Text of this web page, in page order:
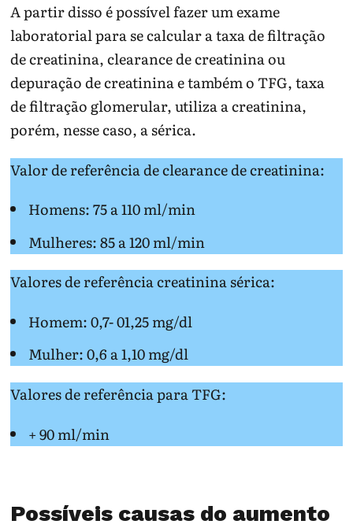
A partir disso é possível fazer um exame
laboratorial para se calcular a taxa de filtração
de creatinina, clearance de creatinina ou
depuração de creatinina e também o TFG, taxa
de filtração glomerular, utiliza a creatinina,
porém, nesse caso, a sérica.
Valor de referência de clearance de creatinina:
Homens: 75 a 110 ml/min
Mulheres: 85 a 120 ml/min
Valores de referência creatinina sérica:
Homem: 0,7- 01,25 mg/dl
Mulher: 0,6 a 1,10 mg/dl
Valores de referência para TFG:
+ 90 ml/min
Possíveis causas do aumento